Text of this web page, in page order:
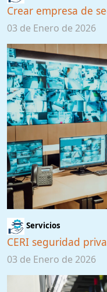
Crear empresa de
03 de Enero de 2026
Servicios
CERI seguridad
03 de Enero de 2026